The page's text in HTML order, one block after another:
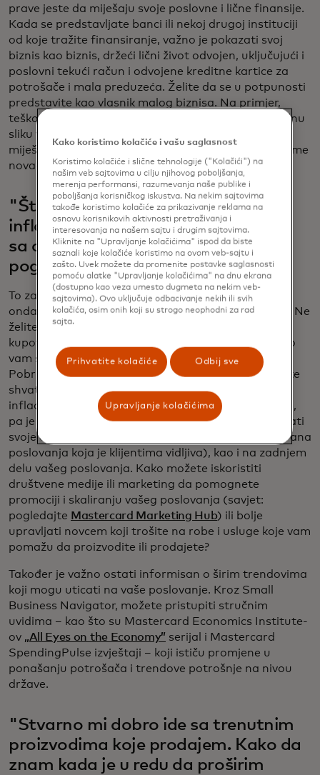
prave jeste da miješaju svoje poslovne i lične finansije.
Kada se predstavljate banci ili nekoj drugoj instituciji
od koje tražite finansiranje, važno je pokazati svoj
biznis kao biznis, držeći lični život odvojen, uključujući i
poslovni tekući račun i odvojene kreditne kartice za
potrošače i mala preduzeća. Želite da se u potpunosti
predstavite kao vlasnik malog biznisa. Na primjer,
teško je bankama i drugim entitetima da dobiju tačnu
sliku vaših finansija i kreditne sposobnosti ako
miješate svoj novac. Ne otežavajte im da vam pozajme
novac!
"Šta radimo da upravljamo tokom
inflacije? Teško mi je da se takmičim
sa drugim poslovima i različitim
pogodnostima koje oni pružaju.”
To zavisi od vašeg poslovanja. Ako držite inventar,
onda je očigledno da je upravljanje zalihama važno. Ne
želite da sjedite na inventaru, što košta novac. Na
kupovinu ne trošite više novca nego što morate, ako
vam stvari skupe stoje u zadnjem delu prostorije.
Pobrinite se da dobro razumete tok novca kako biste
shvatili novac koji dolazi i koji odlazi. S obzirom na
inflaciju, vrlo često više novca odlazi nego što dolazi,
pa je važno razmišljati o tome kako možete poboljšati
svoje operacije na prednjem delu (poznate i kao strana
poslovanja koja je klijentima vidljiva), kao i na zadnjem
delu vašeg poslovanja. Kako možete iskoristiti
društvene medije ili marketing da pomognete
promociji i skaliranju vašeg poslovanja (savjet:
pogledajte Mastercard Marketing Hub) ili bolje
upravljati novcem koji trošite na robe i usluge koje vam
pomažu da proizvodite ili prodajete?
Također je važno ostati informisan o širim trendovima
koji mogu uticati na vaše poslovanje. Kroz Small
Business Navigator, možete pristupiti stručnim
uvidima – kao što su Mastercard Economics Institute-
ov „All Eyes on the Economy” serijal i Mastercard
SpendingPulse izvještaji – koji ističu promjene u
ponašanju potrošača i trendove potrošnje na nivou
države.
"Stvarno mi dobro ide sa trenutnim
proizvodima koje prodajem. Kako da
znam kada je u redu da proširim
Kako koristimo kolačiće i vašu saglasnost
Koristimo kolačiće i slične tehnologije ("Kolačići") na
našim veb sajtovima u cilju njihovog poboljšanja,
merenja performansi, razumevanja naše publike i
poboljšanja korisničkog iskustva. Na nekim sajtovima
takođe koristimo kolačiće za prikazivanje reklama na
osnovu korisnikovih aktivnosti pretraživanja i
interesovanja na našem sajtu i drugim sajtovima.
Kliknite na "Upravljanje kolačićima" ispod da biste
saznali koje kolačiće koristimo na ovom veb-sajtu i
zašto. Uvek možete da promenite postavke saglasnosti
pomoću alatke "Upravljanje kolačićima" na dnu ekrana
(dostupno kao veza umesto dugmeta na nekim veb-
sajtovima). Ovo uključuje odbacivanje nekih ili svih
kolačića, osim onih koji su strogo neophodni za rad
sajta.
Prihvatite kolačiće Odbij sve
Upravljanje kolačićima